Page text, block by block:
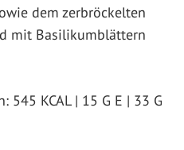
dem zerbröckelten
mit Basilikumblättern
545 KCAL | 15 G E | 33 G